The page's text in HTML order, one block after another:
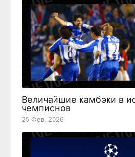
Величайшие камбэки в
чемпионов
25 Фев, 2026